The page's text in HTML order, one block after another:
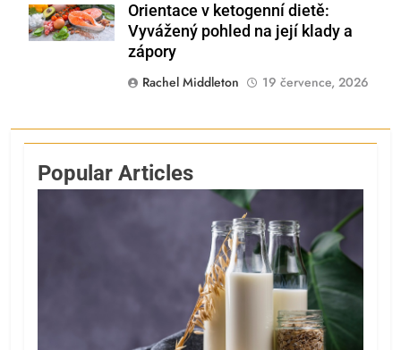
Shutterstock
Orientace v ketogenní dietě:
Vyvážený pohled na její klady a
zápory
Rachel Middleton
19 července, 2026
Popular Articles